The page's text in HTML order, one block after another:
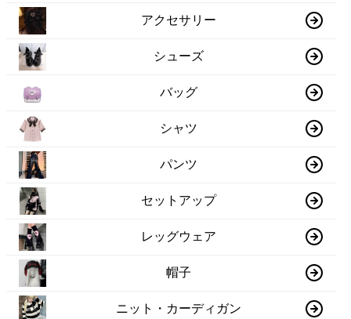
アクセサリー
シューズ
バッグ
シャツ
パンツ
セットアップ
レッグウェア
帽子
ニット・カーディガン